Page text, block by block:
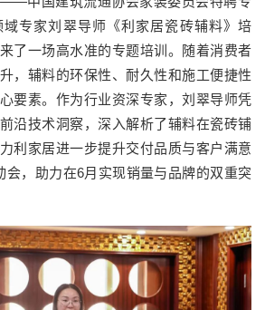
专家刘翠导师《利家居瓷砖辅料》培
了一场高水准的专题培训。随着消费者
，辅料的环保性、耐久性和施工便捷性
要素。作为行业资深专家，刘翠导师凭
沿技术洞察，深入解析了辅料在瓷砖铺
利家居进一步提升交付品质与客户满意
会，助力在6月实现销量与品牌的双重突